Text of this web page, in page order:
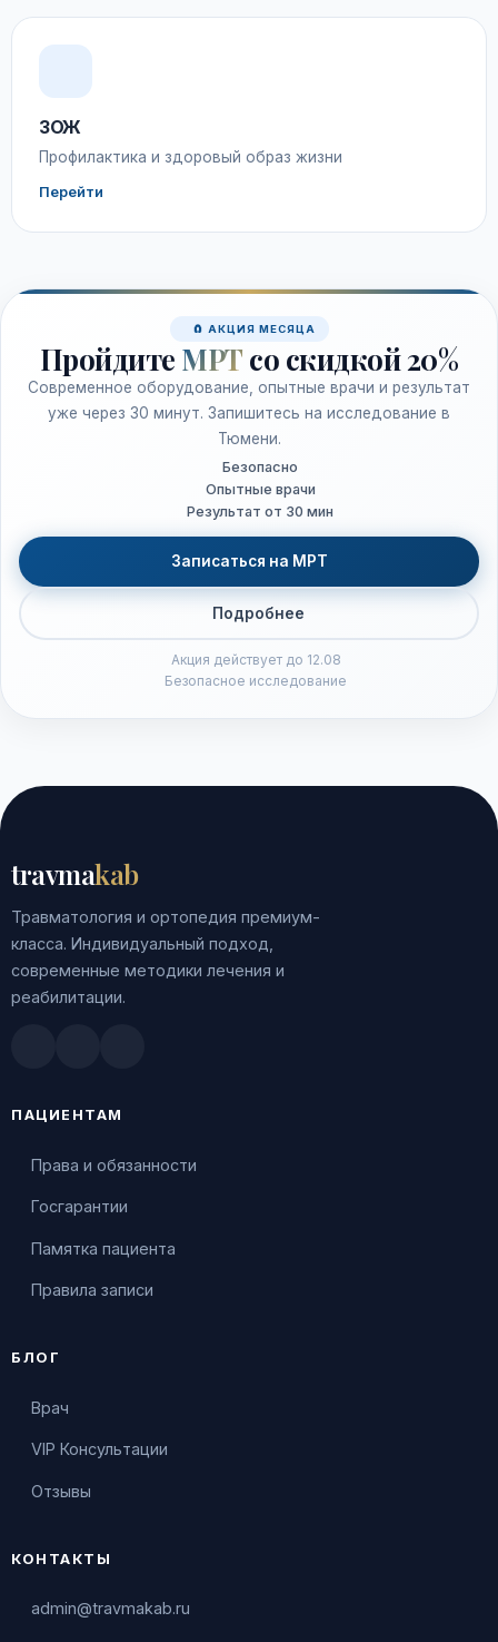
ЗОЖ
Профилактика и здоровый образ жизни
Перейти
🧲 АКЦИЯ МЕСЯЦА
Пройдите МРТ со скидкой 20%
Современное оборудование, опытные врачи и результат
уже через 30 минут. Запишитесь на исследование в
Тюмени.
Безопасно
Опытные врачи
Результат от 30 мин
Записаться на МРТ
Подробнее
Акция действует до 12.08
Безопасное исследование
travmakab
Травматология и ортопедия премиум-
класса. Индивидуальный подход,
современные методики лечения и
реабилитации.
ПАЦИЕНТАМ
Права и обязанности
Госгарантии
Памятка пациента
Правила записи
БЛОГ
Врач
VIP Консультации
Отзывы
КОНТАКТЫ
admin@travmakab.ru